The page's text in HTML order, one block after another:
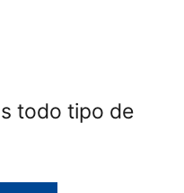
todo tipo de